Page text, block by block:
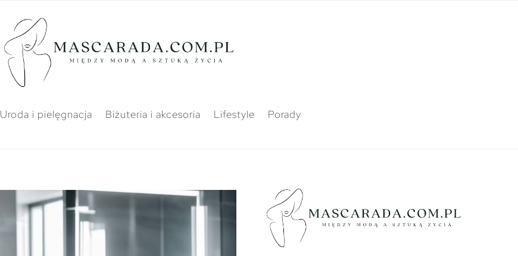
Uroda i pielęgnacja Biżuteria i akcesoria Lifestyle Porady